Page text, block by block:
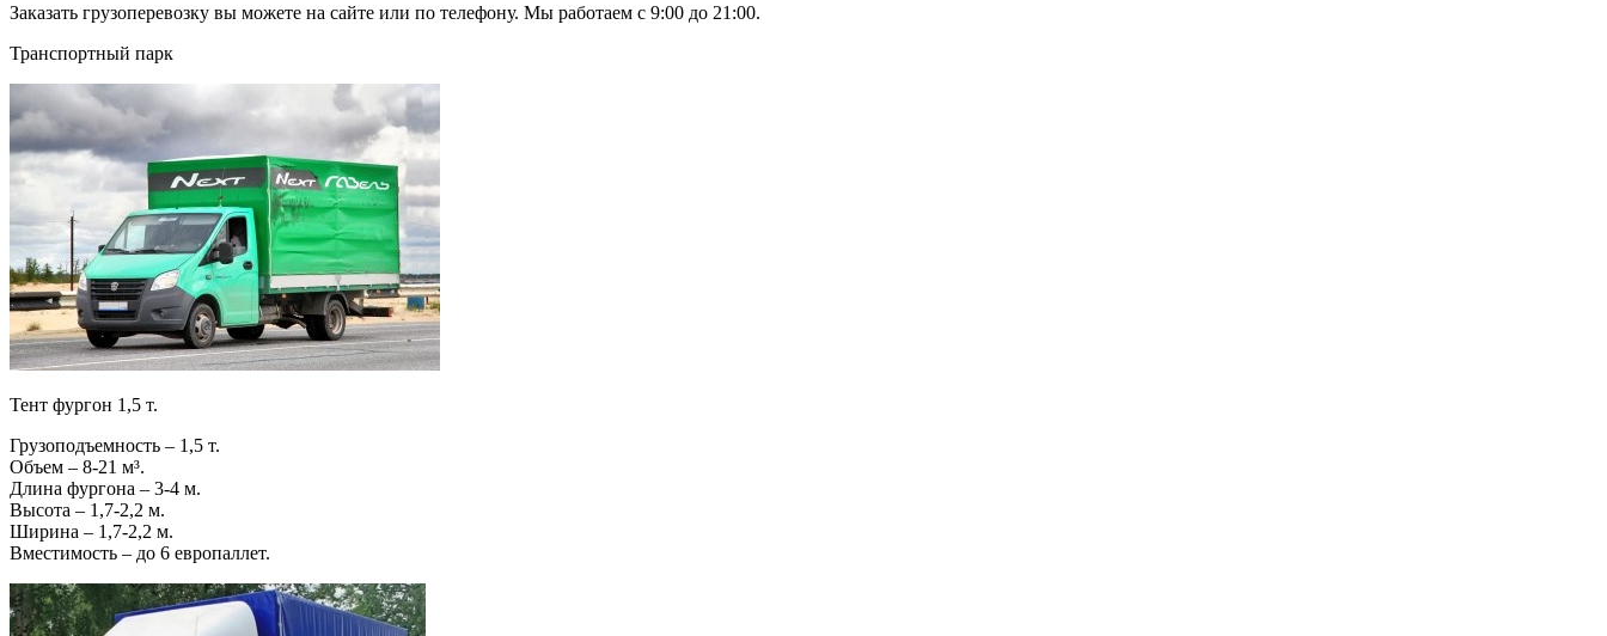
Заказать грузоперевозку вы можете на сайте или по телефону. Мы работаем с 9:00 до 21:00.
Транспортный парк
Тент фургон 1,5 т.
Грузоподъемность – 1,5 т.
Объем – 8-21 м³.
Длина фургона – 3-4 м.
Высота – 1,7-2,2 м.
Ширина – 1,7-2,2 м.
Вместимость – до 6 европаллет.